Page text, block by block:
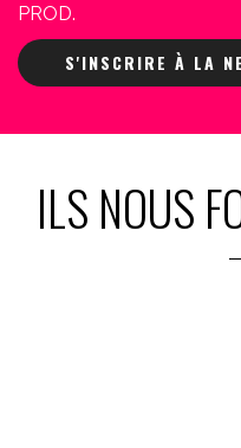
PROD.
S'INSCRIRE À LA
ILS NOUS